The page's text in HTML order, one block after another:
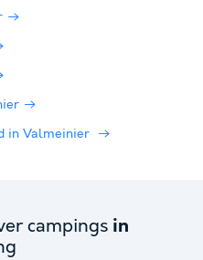
in Valmeinier
campings in